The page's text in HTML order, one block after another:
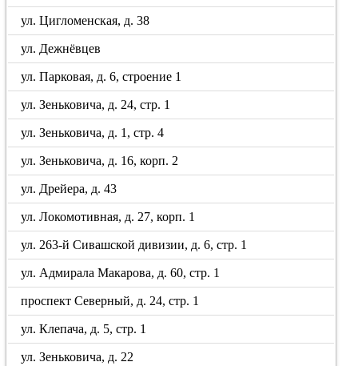
ул. Цигломенская, д. 38
ул. Дежнёвцев
ул. Парковая, д. 6, строение 1
ул. Зеньковича, д. 24, стр. 1
ул. Зеньковича, д. 1, стр. 4
ул. Зеньковича, д. 16, корп. 2
ул. Дрейера, д. 43
ул. Локомотивная, д. 27, корп. 1
ул. 263-й Сивашской дивизии, д. 6, стр. 1
ул. Адмирала Макарова, д. 60, стр. 1
проспект Северный, д. 24, стр. 1
ул. Клепача, д. 5, стр. 1
ул. Зеньковича, д. 22